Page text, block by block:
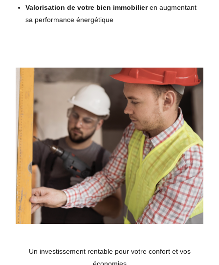
Valorisation de votre bien immobilieren augmentant
sa performance énergétique
Un investissement rentable pour votre confort et vos